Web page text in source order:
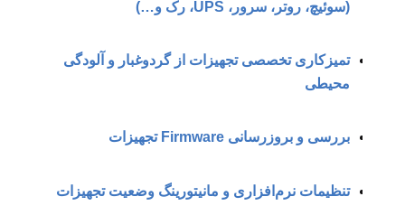
(سوئیچ، روتر، سرور، UPS، رک و…)
تمیزکاری تخصصی تجهیزات از گردوغبار و آلودگی
محیطی
بررسی و بروزرسانی Firmware تجهیزات
تنظیمات نرم‌افزاری و مانیتورینگ وضعیت تجهیزات